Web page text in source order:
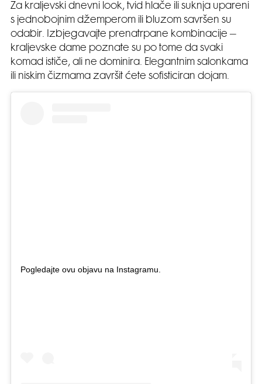
Za kraljevski dnevni look, tvid hlače ili suknja upareni
s jednobojnim džemperom ili bluzom savršen su
odabir. Izbjegavajte prenatrpane kombinacije –
kraljevske dame poznate su po tome da svaki
komad ističe, ali ne dominira. Elegantnim salonkama
ili niskim čizmama završit ćete sofisticiran dojam.
Pogledajte ovu objavu na Instagramu.